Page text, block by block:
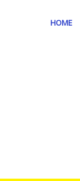
HOME